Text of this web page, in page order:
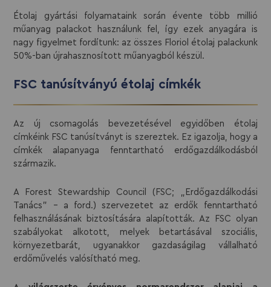
Étolaj gyártási folyamataink során évente több millió
műanyag palackot használunk fel, így ezek anyagára is
nagy figyelmet fordítunk: az összes Floriol étolaj palackunk
50%-ban újrahasznosított műanyagból készül.
FSC tanúsítványú étolaj címkék
Az új csomagolás bevezetésével egyidőben étolaj
címkéink FSC tanúsítványt is szereztek. Ez igazolja, hogy a
címkék alapanyaga fenntartható erdőgazdálkodásból
származik.
A Forest Stewardship Council (FSC; „Erdőgazdálkodási
Tanács” – a ford.) szervezetet az erdők fenntartható
felhasználásának biztosítására alapították. Az FSC olyan
szabályokat alkotott, melyek betartásával szociális,
környezetbarát, ugyanakkor gazdaságilag vállalható
erdőművelés valósítható meg.